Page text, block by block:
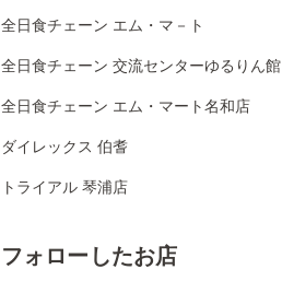
全日食チェーン エム・マ－ト
全日食チェーン 交流センターゆるりん館
全日食チェーン エム・マート名和店
ダイレックス 伯耆
トライアル 琴浦店
フォローしたお店